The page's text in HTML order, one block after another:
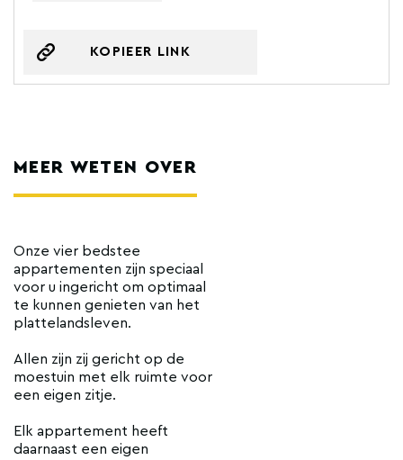
KOPIEER LINK
MEER WETEN OVER
Onze vier bedstee
appartementen zijn speciaal
voor u ingericht om optimaal
te kunnen genieten van het
plattelandsleven.
Allen zijn zij gericht op de
moestuin met elk ruimte voor
een eigen zitje.
Elk appartement heeft
daarnaast een eigen